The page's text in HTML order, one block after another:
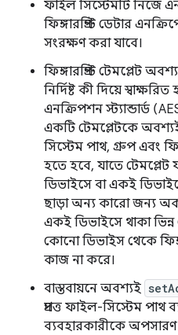
ফাইল সিস্টেমটি নিজে
ফিঙ্গারপ্রিন্ট ডেটার
সংরক্ষণ করা যাবে।
ফিঙ্গারপ্রিন্ট টেমপ্লেট
নির্দিষ্ট কী দিয়ে
এনক্রিপশন স্ট্যান্ডার্ড
একটি টেমপ্লেটকে
সিস্টেম পাথ, গ্রুপ এবং
হতে হবে, যাতে
ডিভাইসে বা একই
ছাড়া অন্য কারো জন্য
একই ডিভাইসে থাকা
কোনো ডিভাইস থেকে
কাজ না করে।
বাস্তবায়নে অবশ্যই
প্রদত্ত ফাইল-সিস্টেম
ব্যবহারকারীকে